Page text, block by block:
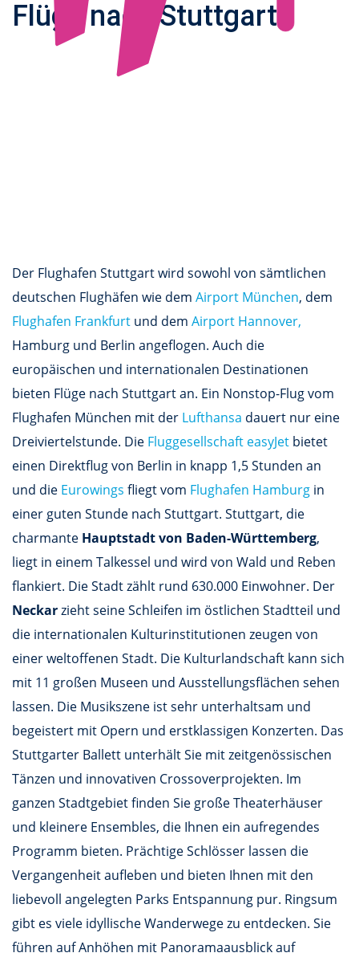
Flüge nach Stuttgart
Der Flughafen Stuttgart wird sowohl von sämtlichen
deutschen Flughäfen wie dem Airport München, dem
Flughafen Frankfurt und dem Airport Hannover,
Hamburg und Berlin angeflogen. Auch die
europäischen und internationalen Destinationen
bieten Flüge nach Stuttgart an. Ein Nonstop-Flug vom
Flughafen München mit der Lufthansa dauert nur eine
Dreiviertelstunde. Die Fluggesellschaft easyJet bietet
einen Direktflug von Berlin in knapp 1,5 Stunden an
und die Eurowings fliegt vom Flughafen Hamburg in
einer guten Stunde nach Stuttgart. Stuttgart, die
charmante Hauptstadt von Baden-Württemberg,
liegt in einem Talkessel und wird von Wald und Reben
flankiert. Die Stadt zählt rund 630.000 Einwohner. Der
Neckarzieht seine Schleifen im östlichen Stadtteil und
die internationalen Kulturinstitutionen zeugen von
einer weltoffenen Stadt. Die Kulturlandschaft kann sich
mit 11 großen Museen und Ausstellungsflächen sehen
lassen. Die Musikszene ist sehr unterhaltsam und
begeistert mit Opern und erstklassigen Konzerten. Das
Stuttgarter Ballett unterhält Sie mit zeitgenössischen
Tänzen und innovativen Crossoverprojekten. Im
ganzen Stadtgebiet finden Sie große Theaterhäuser
und kleinere Ensembles, die Ihnen ein aufregendes
Programm bieten. Prächtige Schlösser lassen die
Vergangenheit aufleben und bieten Ihnen mit den
liebevoll angelegten Parks Entspannung pur. Ringsum
gibt es viele idyllische Wanderwege zu entdecken. Sie
führen auf Anhöhen mit Panoramaausblick auf